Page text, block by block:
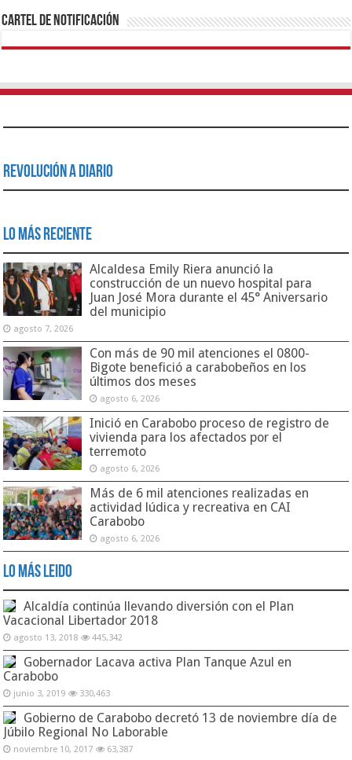
Cartel de Notificación
Revolución a Diario
Lo Más Reciente
Alcaldesa Emily Riera anunció la
construcción de un nuevo hospital para
Juan José Mora durante el 45° Aniversario
del municipio
agosto 7, 2026
Con más de 90 mil atenciones el 0800-
Bigote benefició a carabobeños en los
últimos dos meses
agosto 6, 2026
Inició en Carabobo proceso de registro de
vivienda para los afectados por el
terremoto
agosto 6, 2026
Más de 6 mil atenciones realizadas en
actividad lúdica y recreativa en CAI
Carabobo
agosto 6, 2026
Lo Más Leido
Alcaldía continúa llevando diversión con el Plan
Vacacional Libertador 2018
agosto 13, 2018 445,342
Gobernador Lacava activa Plan Tanque Azul en
Carabobo
junio 3, 2019 330,463
Gobierno de Carabobo decretó 13 de noviembre día de
Júbilo Regional No Laborable
noviembre 10, 2017 63,387